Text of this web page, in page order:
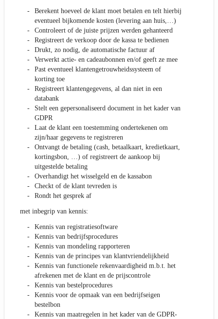
Berekent hoeveel de klant moet betalen en telt hierbij
eventueel bijkomende kosten (levering aan huis,…)
Controleert of de juiste prijzen werden gehanteerd
Registreert de verkoop door de kassa te bedienen
Drukt, zo nodig, de automatische factuur af
Verwerkt actie- en cadeaubonnen en/of geeft ze mee
Past eventueel klantengetrouwheidssysteem of
korting toe
Registreert klantengegevens, al dan niet in een
databank
Stelt een gepersonaliseerd document in het kader van
GDPR
Laat de klant een toestemming ondertekenen om
zijn/haar gegevens te registreren
Ontvangt de betaling (cash, betaalkaart, kredietkaart,
kortingsbon, …) of registreert de aankoop bij
uitgestelde betaling
Overhandigt het wisselgeld en de kassabon
Checkt of de klant tevreden is
Rondt het gesprek af
met inbegrip van kennis:
Kennis van registratiesoftware
Kennis van bedrijfsprocedures
Kennis van mondeling rapporteren
Kennis van de principes van klantvriendelijkheid
Kennis van functionele rekenvaardigheid m.b.t. het
afrekenen met de klant en de prijscontrole
Kennis van bestelprocedures
Kennis voor de opmaak van een bedrijfseigen
bestelbon
Kennis van maatregelen in het kader van de GDPR-